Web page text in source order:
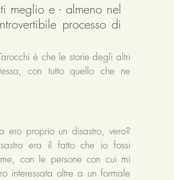
meglio e - almeno nel
processo di
è che le storie degli altri
con tutto quello che ne
proprio un disastro, vero?
era il fatto che io fossi
con le persone con cui mi
interessata oltre a un formale